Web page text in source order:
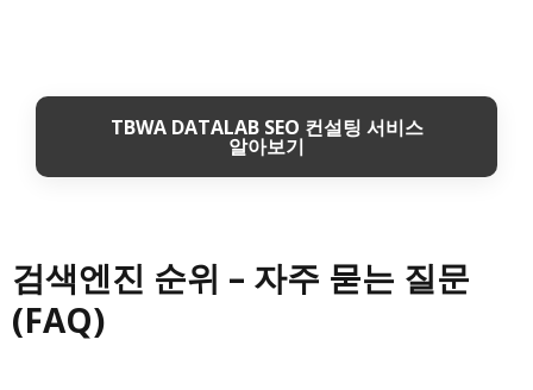
TBWA DATALAB SEO 컨설팅 서비스
알아보기
검색엔진 순위 – 자주 묻는 질문
(FAQ)